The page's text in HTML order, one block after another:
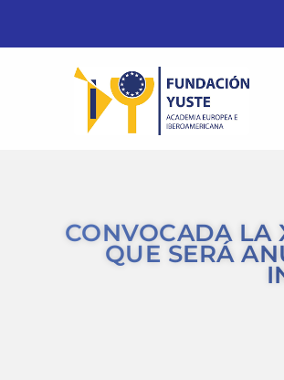
CONVOCADA LA
QUE SERÁ